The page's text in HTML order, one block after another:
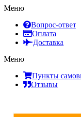
Меню
Вопрос-ответ
Оплата
Доставка
Меню
Пункты
Отзывы